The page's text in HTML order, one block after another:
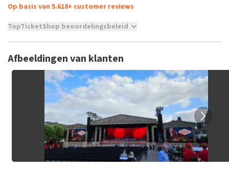
Op basis van 5.618+ customer reviews
TopTicketShop beoordelingsbeleid
niet mogelijk om een review achter te laten als je geen
tickets hebt aangeschaft bij TopTicketShop. Reviews met
grof taalgebruik en/of onwaarheden worden niet geplaatst.
Het kan enkele weken duren voordat een review wordt
Afbeeldingen van klanten